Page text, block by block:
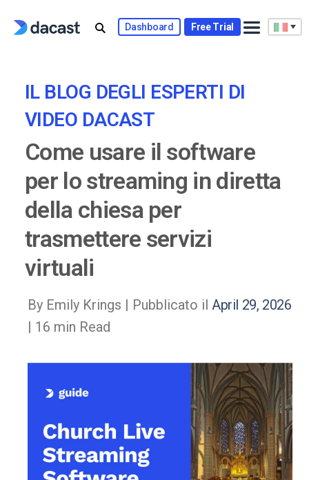
Dashboard Free Trial
IL BLOG DEGLI ESPERTI DI
VIDEO DACAST
Come usare il software
per lo streaming in diretta
della chiesa per
trasmettere servizi
virtuali
By Emily Krings | Pubblicato il April 29, 2026
| 16 min Read